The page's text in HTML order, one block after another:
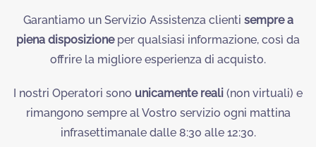
Garantiamo un Servizio Assistenza clienti sempre a
piena disposizioneper qualsiasi informazione, così da
offrire la migliore esperienza di acquisto.
I nostri Operatori sono unicamente reali (non virtuali) e
rimangono sempre al Vostro servizio ogni mattina
infrasettimanale dalle 8:30 alle 12:30.